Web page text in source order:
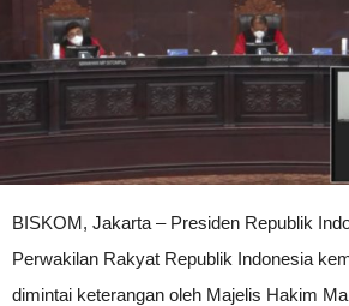
BISKOM, Jakarta – Presiden Republik
Perwakilan Rakyat Republik Indonesia
dimintai keterangan oleh Majelis Hakim